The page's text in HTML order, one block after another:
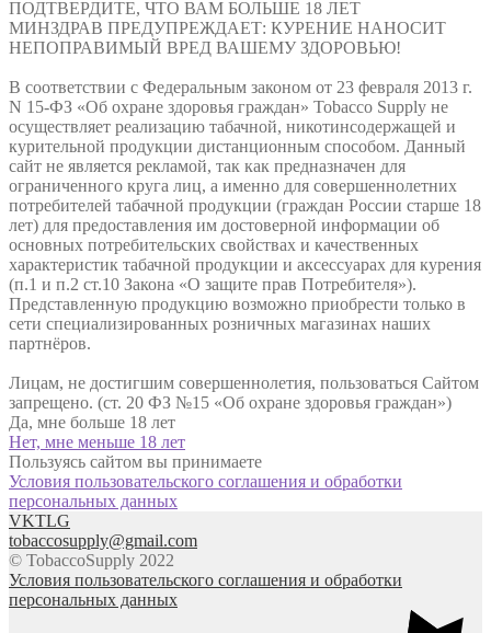
ПОДТВЕРДИТЕ, ЧТО ВАМ БОЛЬШЕ 18 ЛЕТ
МИНЗДРАВ ПРЕДУПРЕЖДАЕТ: КУРЕНИЕ НАНОСИТ
НЕПОПРАВИМЫЙ ВРЕД ВАШЕМУ ЗДОРОВЬЮ!
В соответствии с Федеральным законом от 23 февраля 2013 г.
N 15-ФЗ «Об охране здоровья граждан» Tobacco Supply не
осуществляет реализацию табачной, никотинсодержащей и
курительной продукции дистанционным способом. Данный
сайт не является рекламой, так как предназначен для
ограниченного круга лиц, а именно для совершеннолетних
потребителей табачной продукции (граждан России старше 18
лет) для предоставления им достоверной информации об
основных потребительских свойствах и качественных
характеристик табачной продукции и аксессуарах для курения
(п.1 и п.2 ст.10 Закона «О защите прав Потребителя»).
Представленную продукцию возможно приобрести только в
сети специализированных розничных магазинах наших
партнёров.
Лицам, не достигшим совершеннолетия, пользоваться Сайтом
запрещено. (ст. 20 ФЗ №15 «Об охране здоровья граждан»)
Да, мне больше 18 лет
Нет, мне меньше 18 лет
Пользуясь сайтом вы принимаете
Условия пользовательского соглашения и обработки
персональных данных
VKTLG
tobaccosupply@gmail.com
© TobaccoSupply 2022
Условия пользовательского соглашения и обработки
персональных данных